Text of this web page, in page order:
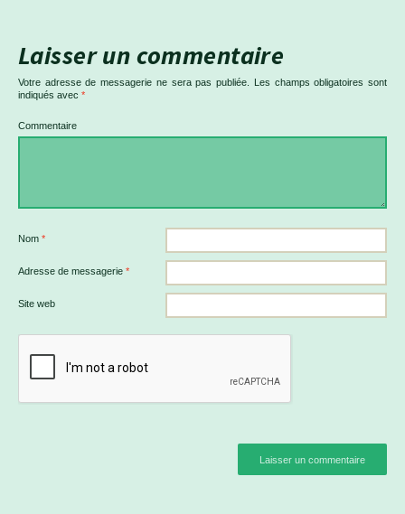
Laisser un commentaire
Votre adresse de messagerie ne sera pas publiée.
Les champs obligatoires sont
indiqués avec *
Commentaire
Nom *
Adresse de messagerie *
Site web